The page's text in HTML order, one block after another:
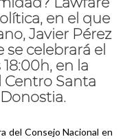
en el que
Javier Pérez
celebrará el
en la
Santa
del Consejo Nacional en